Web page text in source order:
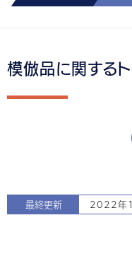
模倣品に関する
最終更新 2022年